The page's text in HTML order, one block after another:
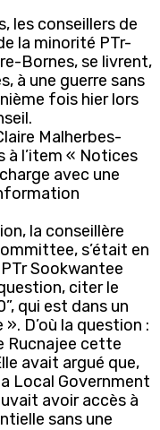
les conseillers de
la minorité PTr-
Bornes, se livrent,
à une guerre sans
fois hier lors
Malherbes-
à l’item « Notices
avec une
la conseillère
s’était en
Sookwantee
citer le
qui est dans un
D’où la question :
Rucnajee cette
avait argué que,
Local Government
avoir accès à
sans une